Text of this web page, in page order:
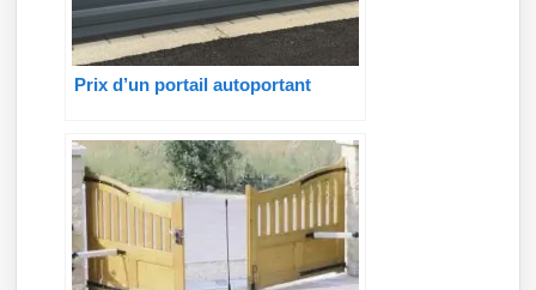
Prix d’un portail autoportant